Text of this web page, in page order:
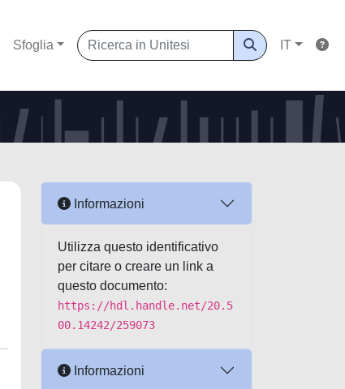
Sfoglia IT
Informazioni
Utilizza questo identificativo
per citare o creare un link a
questo documento:
https://hdl.handle.net/20.5
00.14242/259073
Informazioni